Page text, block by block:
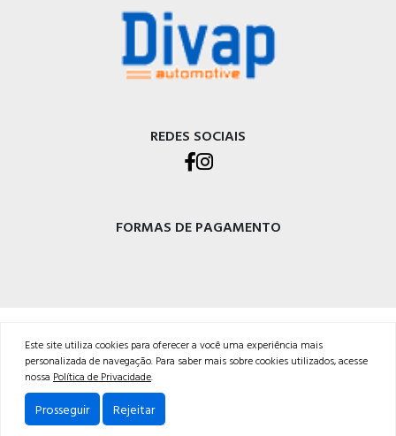
REDES SOCIAIS
FORMAS DE PAGAMENTO
Rod. BR-470 - Km 225, Integração<br />Garibaldi - RS, CEP 95720-000 <br />54 3029-
5400
Powered by:
Este site utiliza cookies para oferecer a você uma experiência mais
personalizada de navegação. Para saber mais sobre cookies utilizados, acesse
nossa Política de Privacidade.
Prosseguir Rejeitar